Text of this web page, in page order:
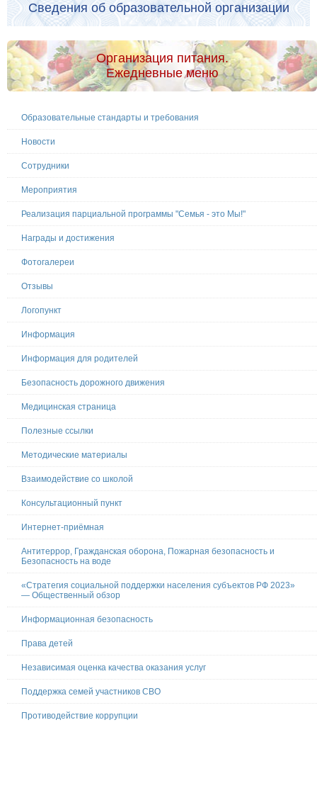
Сведения об образовательной организации
Организация питания.
Ежедневные меню
Образовательные стандарты и требования
Новости
Сотрудники
Мероприятия
Реализация парциальной программы "Семья - это Мы!"
Награды и достижения
Фотогалереи
Отзывы
Логопункт
Информация
Информация для родителей
Безопасность дорожного движения
Медицинская страница
Полезные ссылки
Методические материалы
Взаимодействие со школой
Консультационный пункт
Интернет-приёмная
Антитеррор, Гражданская оборона, Пожарная безопасность и
Безопасность на воде
«Стратегия социальной поддержки населения субъектов РФ 2023»
— Общественный обзор
Информационная безопасность
Права детей
Независимая оценка качества оказания услуг
Поддержка семей участников СВО
Противодействие коррупции